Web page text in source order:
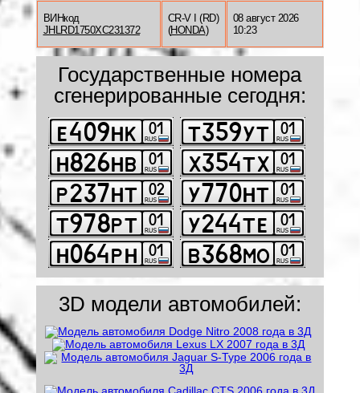
ВИНкод
JHLRD1750XC231372
CR-V I (RD)
(HONDA)
08 август 2026
10:23
Государственные номера
сгенерированные сегодня:
3D модели автомобилей: